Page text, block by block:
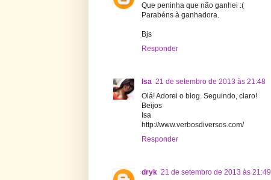
Que peninha que não ganhei :(
Parabéns à ganhadora.
Bjs
Responder
Isa 21 de setembro de 2013 às 21:48
Olá! Adorei o blog. Seguindo, claro!
Beijos
Isa
http://www.verbosdiversos.com/
Responder
dryk 21 de setembro de 2013 às 21:49